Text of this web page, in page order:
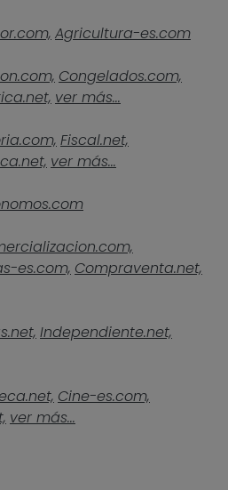
Agricultura-es.com
Congelados.com,
ver más...
Fiscal.net,
ver más...
es.com, Compraventa.net,
Independiente.net,
Cine-es.com,
ver más...